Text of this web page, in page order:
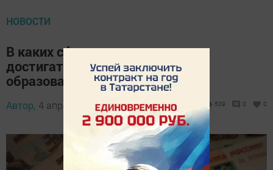
НОВОСТИ
В каких сферах зарплата может
достигать 100 тыс. рублей без
образования
Автор, 4 апреля 2026 - 16:00 509 0 0